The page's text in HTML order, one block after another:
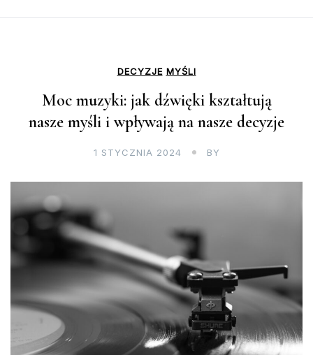
DECYZJE MYŚLI
Moc muzyki: jak dźwięki kształtują
nasze myśli i wpływają na nasze decyzje
1 STYCZNIA 2024 BY